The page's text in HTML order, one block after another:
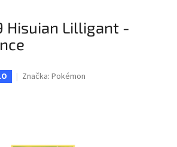
Hisuian Lilligant -
Značka: Pokémon